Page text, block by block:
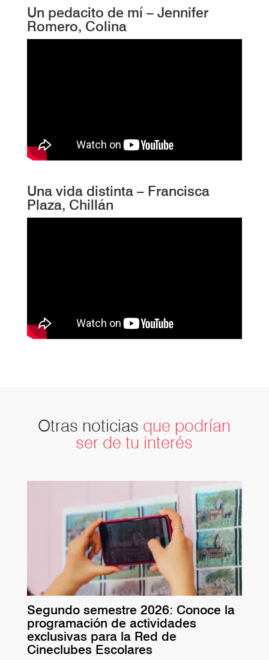
Un pedacito de mí – Jennifer
Romero, Colina
Una vida distinta – Francisca
Plaza, Chillán
Otras noticias que podrían
ser de tu interés
Segundo semestre 2026: Conoce la
programación de actividades
exclusivas para la Red de
Cineclubes Escolares